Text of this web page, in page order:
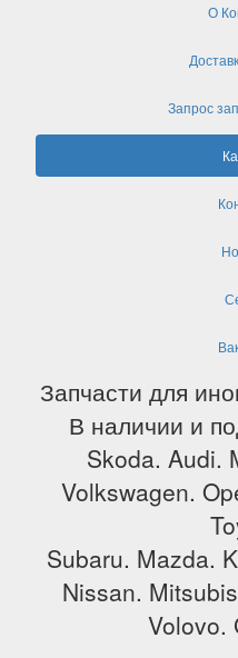
О
Запрос
Запчасти для
В наличии и
Skoda. Audi.
Volkswagen.
Subaru. Mazda.
Nissan.
Volovo.